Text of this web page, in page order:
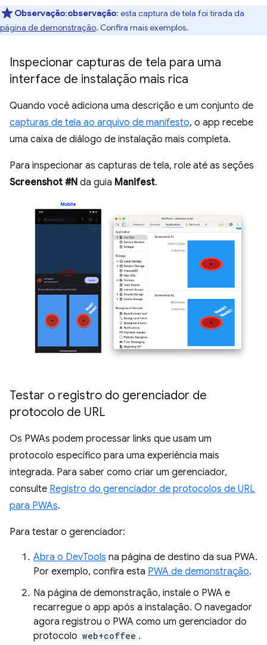
Observação:observação: esta captura de tela foi tirada da
página de demonstração. Confira mais exemplos.
Inspecionar capturas de tela para uma
interface de instalação mais rica
Quando você adiciona uma descrição e um conjunto de
capturas de tela ao arquivo de manifesto, o app recebe
uma caixa de diálogo de instalação mais completa.
Para inspecionar as capturas de tela, role até as seções
Screenshot #N da guia Manifest.
Testar o registro do gerenciador de
protocolo de URL
Os PWAs podem processar links que usam um
protocolo específico para uma experiência mais
integrada. Para saber como criar um gerenciador,
consulte Registro do gerenciador de protocolos de URL
para PWAs.
Para testar o gerenciador:
Abra o DevTools na página de destino da sua PWA.
Por exemplo, confira esta PWA de demonstração.
Na página de demonstração, instale o PWA e
recarregue o app após a instalação. O navegador
agora registrou o PWA como um gerenciador do
protocolo web+coffee .